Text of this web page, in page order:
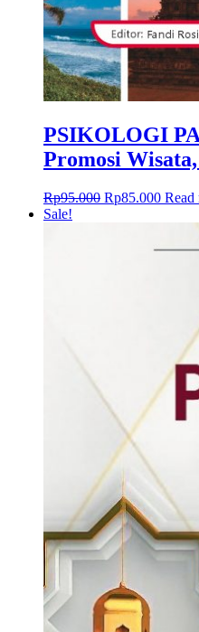
PSIKOLOGI
Promosi
Rp95.000 Rp85.000 Read
Sale!